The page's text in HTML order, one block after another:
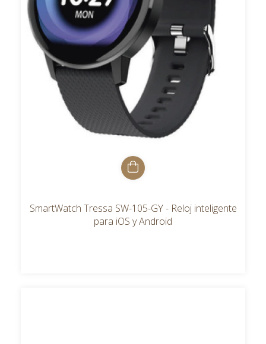
SmartWatch Tressa SW-105-GY - Reloj inteligente
para iOS y Android